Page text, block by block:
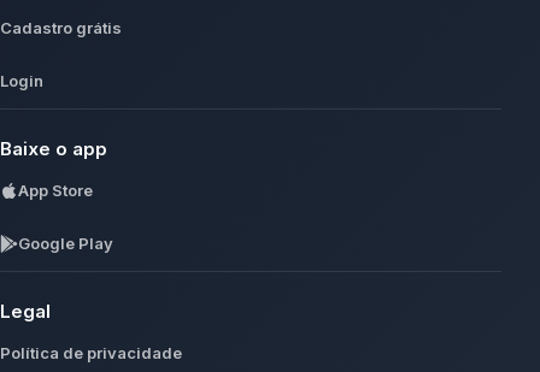
Cadastro grátis
Login
Baixe o app
App Store
Google Play
Legal
Política de privacidade